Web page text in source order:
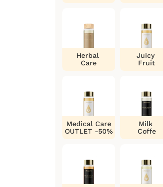
Herbal
Care
Juicy
Fruit
Medical Care
OUTLET -50%
Milk
Coffe